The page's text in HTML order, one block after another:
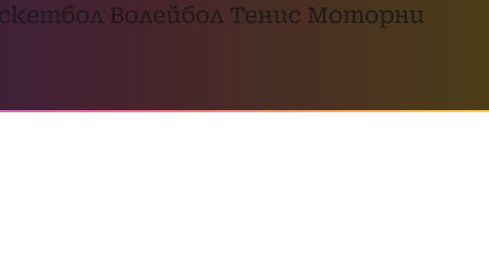
Волейбол Тенис Моторни